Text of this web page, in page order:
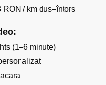
RON / km dus–întors
(1–6 minute)